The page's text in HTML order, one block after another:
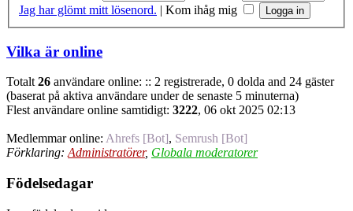
Jag har glömt mitt lösenord. | Kom ihåg mig
Vilka är online
Totalt 26 användare online: :: 2 registrerade, 0 dolda and 24 gäster
(baserat på aktiva användare under de senaste 5 minuterna)
Flest användare online samtidigt: 3222, 06 okt 2025 02:13
Medlemmar online: Ahrefs [Bot], Semrush [Bot]
Förklaring: Administratörer, Globala moderatorer
Födelsedagar